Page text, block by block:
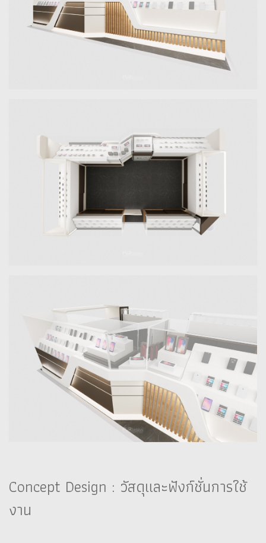
Concept Design : วัสดุและฟังก์ชั่นการใช้
งาน